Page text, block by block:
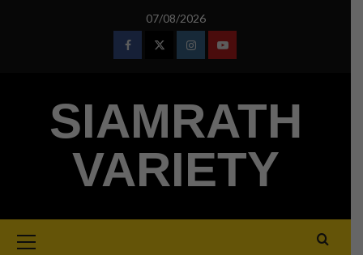
07/08/2026
FacebookTwitterInstagramYoutube
SIAMRATH
VARIETY
Menu